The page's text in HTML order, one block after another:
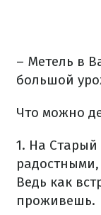
– Метель в
большой
Что можно
1. На
Ведь как
проживешь.